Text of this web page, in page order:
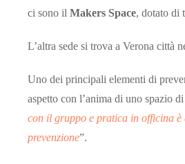
ci sono il Makers Space, dotato di
L’altra sede si trova a Verona città
Uno dei principali elementi di
aspetto con l’anima di uno spazio
con il gruppo e pratica in officina è
prevenzione”.